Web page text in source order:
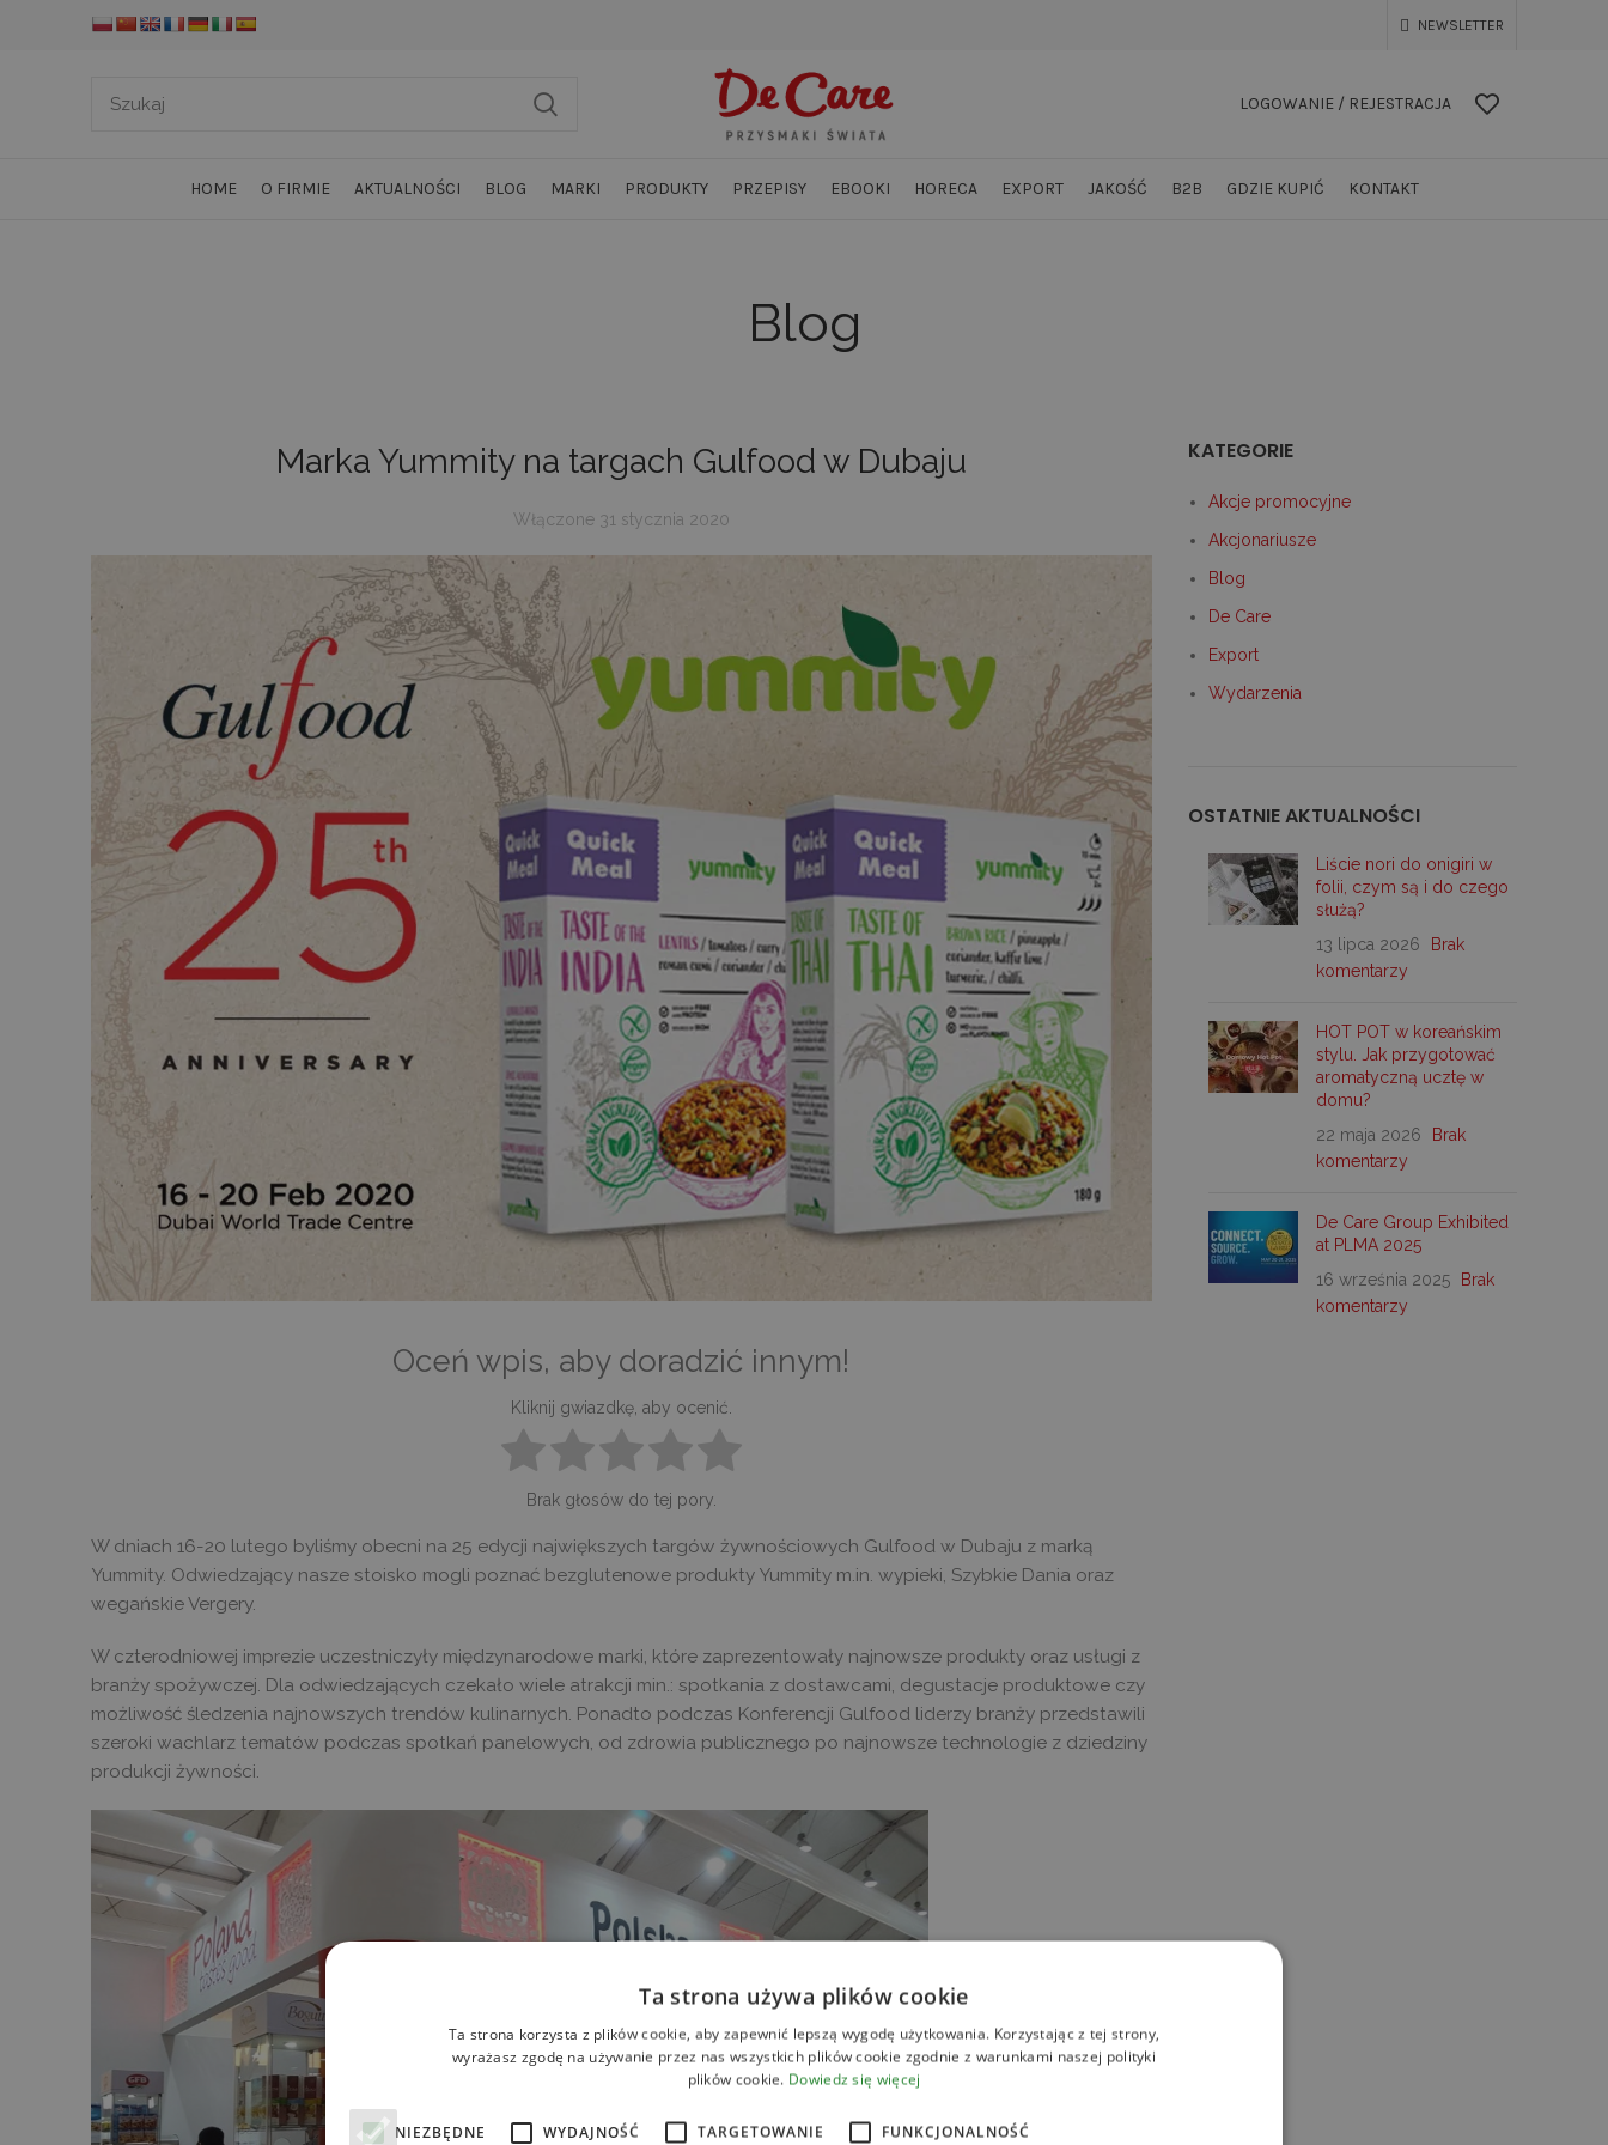
NEWSLETTER
LOGOWANIE / REJESTRACJA
HOME O FIRMIE AKTUALNOŚCI BLOG MARKI PRODUKTY PRZEPISY EBOOKI HORECA EXPORT JAKOŚĆ B2B GDZIE KUPIĆ KONTAKT
Blog
Marka Yummity na targach Gulfood w Dubaju
Włączone 31 stycznia 2020
Oceń wpis, aby doradzić innym!
Kliknij gwiazdkę, aby ocenić.
Brak głosów do tej pory.
W dniach 16-20 lutego byliśmy obecni na 25 edycji największych targów żywnościowych Gulfood w Dubaju z marką
Yummity. Odwiedzający nasze stoisko mogli poznać bezglutenowe produkty Yummity m.in. wypieki, Szybkie Dania oraz
wegańskie Vergery.
W czterodniowej imprezie uczestniczyły międzynarodowe marki, które zaprezentowały najnowsze produkty oraz usługi z
branży spożywczej. Dla odwiedzających czekało wiele atrakcji min.: spotkania z dostawcami, degustacje produktowe czy
możliwość śledzenia najnowszych trendów kulinarnych. Ponadto podczas Konferencji Gulfood liderzy branży przedstawili
szeroki wachlarz tematów podczas spotkań panelowych, od zdrowia publicznego po najnowsze technologie z dziedziny
produkcji żywności.
KATEGORIE
Akcje promocyjne
Akcjonariusze
Blog
De Care
Export
Wydarzenia
OSTATNIE AKTUALNOŚCI
Liście nori do onigiri w
folii, czym są i do czego
służą?
13 lipca 2026
Brak
komentarzy
HOT POT w koreańskim
stylu. Jak przygotować
aromatyczną ucztę w
domu?
22 maja 2026
Brak
komentarzy
De Care Group Exhibited
at PLMA 2025
16 września 2025
Brak
komentarzy
Ta strona używa plików cookie
Ta strona korzysta z plików cookie, aby zapewnić lepszą wygodę użytkowania. Korzystając z tej strony,
wyrażasz zgodę na używanie przez nas wszystkich plików cookie zgodnie z warunkami naszej polityki
plików cookie. Dowiedz się więcej
NIEZBĘDNE WYDAJNOŚĆ TARGETOWANIE FUNKCJONALNOŚĆ